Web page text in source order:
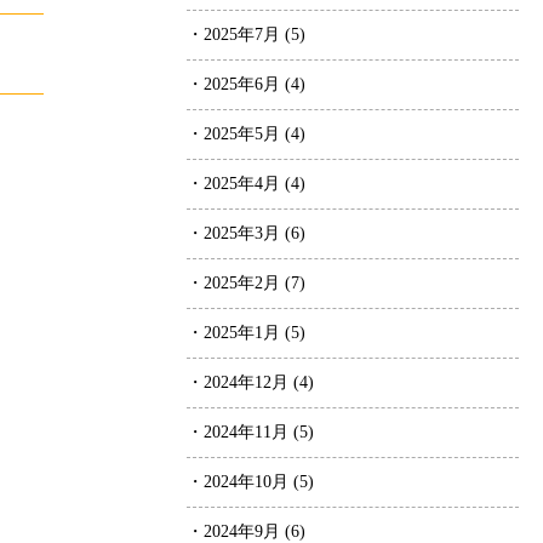
・2025年7月 (5)
・2025年6月 (4)
・2025年5月 (4)
・2025年4月 (4)
・2025年3月 (6)
・2025年2月 (7)
・2025年1月 (5)
・2024年12月 (4)
・2024年11月 (5)
・2024年10月 (5)
・2024年9月 (6)